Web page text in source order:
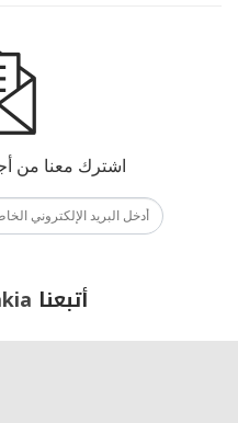
اشترك معنا من
أتبعنا